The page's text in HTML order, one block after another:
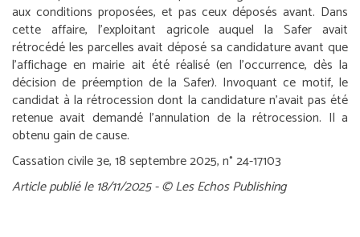
aux conditions proposées, et pas ceux déposés avant. Dans
cette affaire, l’exploitant agricole auquel la Safer avait
rétrocédé les parcelles avait déposé sa candidature avant que
l’affichage en mairie ait été réalisé (en l’occurrence, dès la
décision de préemption de la Safer). Invoquant ce motif, le
candidat à la rétrocession dont la candidature n’avait pas été
retenue avait demandé l’annulation de la rétrocession. Il a
obtenu gain de cause.
Cassation civile 3e, 18 septembre 2025, n° 24-17103
Article publié le 18/11/2025 - © Les Echos Publishing